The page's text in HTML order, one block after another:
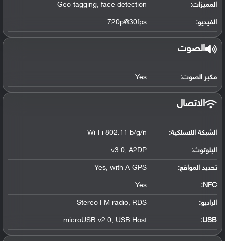
المميزات: Geo-tagging, face detection
الفيديو: 720p@30fps
الصوت
مكبر الصوت: Yes
الاتصال
الشبكة اللاسلكية: Wi-Fi 802.11 b/g/n
البلوتوث:
v3.0, A2DP
تحديد المواقع:
Yes, with A-GPS
NFC
:
Yes
الراديو: Stereo FM radio, RDS
USB
:
microUSB v2.0, USB Host